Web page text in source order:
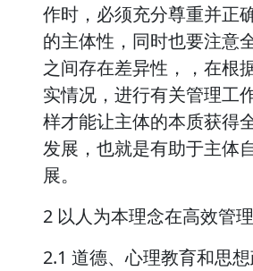
作时，必须充分尊重并正
的主体性，同时也要注意
之间存在差异性，，在根
实情况，进行有关管理工
样才能让主体的本质获得
发展，也就是有助于主体
展。
2 以人为本理念在高效管
2.1 道德、心理教育和思